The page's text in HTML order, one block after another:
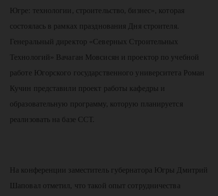
Югре: технологии, строительство, бизнес», которая
состоялась в рамках празднования Дня строителя.
Генеральный директор «Северных Строительных
Технологий» Вачаган Мовсисян и проектор по учебной
работе Югорского государственного университета Роман
Кучин представили проект работы кафедры и
образовательную программу, которую планируется
реализовать на базе ССТ.
На конференции заместитель губернатора Югры Дмитрий
Шаповал отметил, что такой опыт сотрудничества